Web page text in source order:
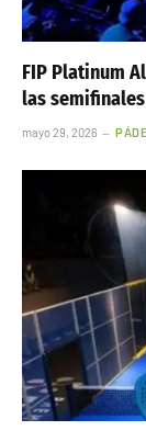
FIP Platinum
las
mayo 29, 2026